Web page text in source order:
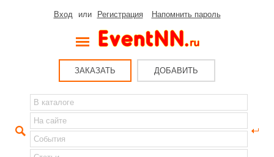
Вход или Регистрация Напомнить пароль
ЗАКАЗАТЬ ДОБАВИТЬ